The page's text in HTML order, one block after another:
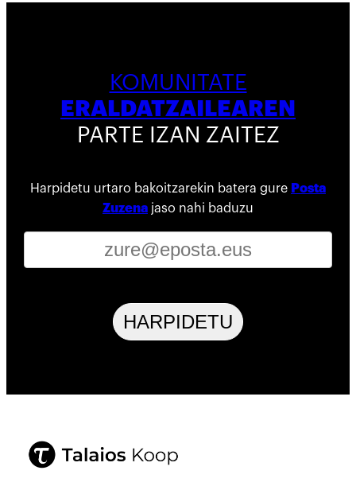
KOMUNITATE
ERALDATZAILEAREN
PARTE IZAN ZAITEZ
Harpidetu urtaro bakoitzarekin batera gure Posta
Zuzena jaso nahi baduzu
HARPIDETU